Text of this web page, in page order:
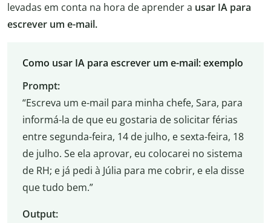
levadas em conta na hora de aprender a usar IA para
escrever um e-mail.
Como usar IA para escrever um e-mail: exemplo
Prompt:
“Escreva um e-mail para minha chefe, Sara, para
informá-la de que eu gostaria de solicitar férias
entre segunda-feira, 14 de julho, e sexta-feira, 18
de julho. Se ela aprovar, eu colocarei no sistema
de RH; e já pedi à Júlia para me cobrir, e ela disse
que tudo bem.”
Output: